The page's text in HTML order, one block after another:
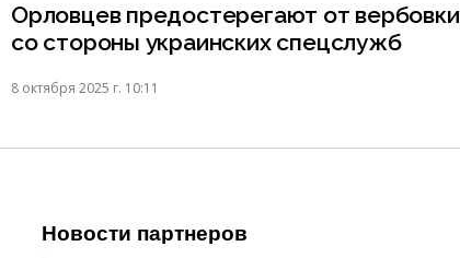
Орловцев предостерегают от вербовки
со стороны украинских спецслужб
8 октября 2025 г. 10:11
Новости партнеров